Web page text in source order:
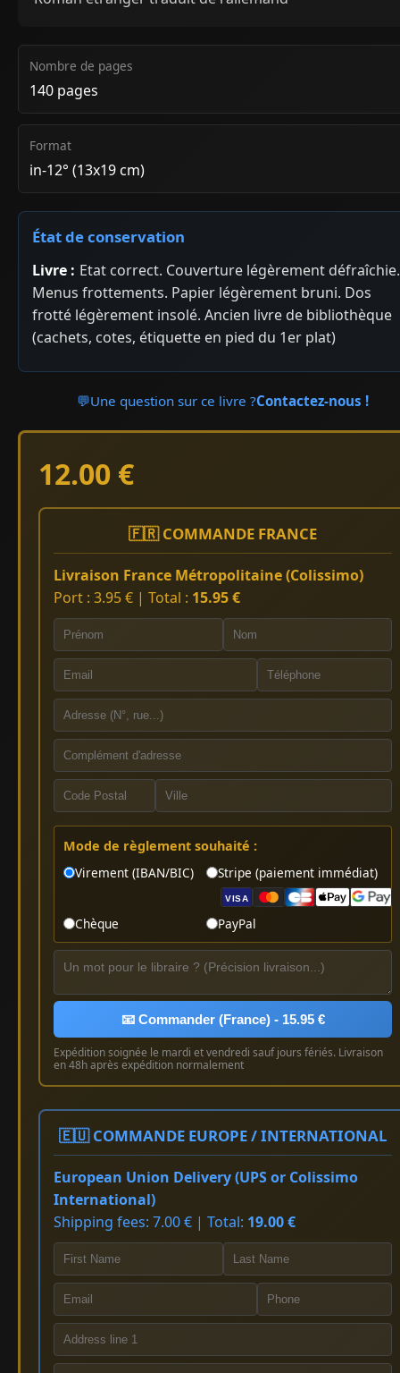
Nombre de pages
140 pages
Format
in-12° (13x19 cm)
État de conservation
Livre : Etat correct. Couverture légèrement défraîchie.
Menus frottements. Papier légèrement bruni. Dos
frotté légèrement insolé. Ancien livre de bibliothèque
(cachets, cotes, étiquette en pied du 1er plat)
💬Une question sur ce livre ?Contactez-nous !
12.00 €
🇫🇷 COMMANDE FRANCE
Livraison France Métropolitaine (Colissimo)
Port : 3.95 € | Total : 15.95 €
Mode de règlement souhaité :
Virement (IBAN/BIC)
Stripe (paiement immédiat)
VISA
Chèque PayPal
📧 Commander (France) - 15.95 €
Expédition soignée le mardi et vendredi sauf jours fériés. Livraison
en 48h après expédition normalement
🇪🇺 COMMANDE EUROPE / INTERNATIONAL
European Union Delivery (UPS or Colissimo
International)
Shipping fees: 7.00 € | Total: 19.00 €